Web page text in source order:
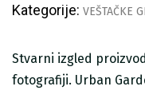
Kategorije: VEŠTAČKE
Stvarni izgled
fotografiji. Urban